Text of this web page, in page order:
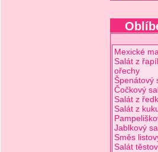
Mexické
Salát z
ořechy
Špenátový
Čočkový
Salát z
Salát z
Jablkový
Směs
Salát